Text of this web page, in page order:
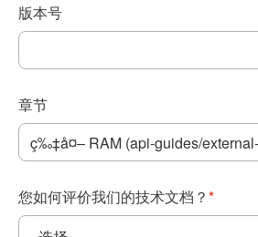
版本号
章节
您如何评价我们的技术文档？ *